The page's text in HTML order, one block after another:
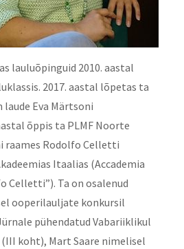
lauluõpinguid 2010. aastal
2017. aastal lõpetas ta
Eva Märtsoni
õppis ta PLMF Noorte
raames Rodolfo Celletti
Itaalias (Accademia
Celletti”). Ta on osalenud
ooperilauljate konkursil
pühendatud Vabariiklikul
koht), Mart Saare nimelisel